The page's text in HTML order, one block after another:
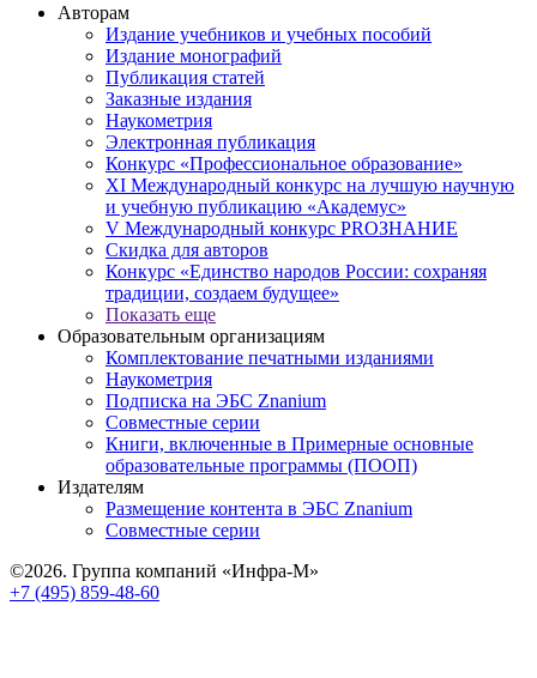
Авторам
Издание учебников и учебных пособий
Издание монографий
Публикация статей
Заказные издания
Наукометрия
Электронная публикация
Конкурс «Профессиональное образование»
XI Международный конкурс на лучшую научную
и учебную публикацию «Академус»
V Международный конкурс PROЗНАНИЕ
Скидка для авторов
Конкурс «Единство народов России: сохраняя
традиции, создаем будущее»
Показать еще
Образовательным организациям
Комплектование печатными изданиями
Наукометрия
Подписка на ЭБС Znanium
Совместные серии
Книги, включенные в Примерные основные
образовательные программы (ПООП)
Издателям
Размещение контента в ЭБС Znanium
Совместные серии
©2026. Группа компаний «Инфра-М»
+7 (495) 859-48-60